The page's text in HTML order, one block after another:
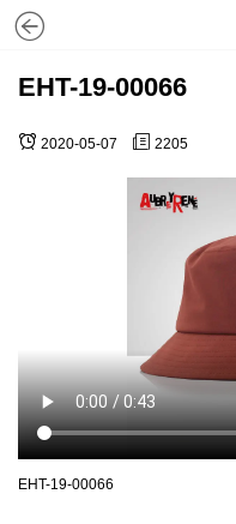
EHT-19-00066
2020-05-07 2205
EHT-19-00066